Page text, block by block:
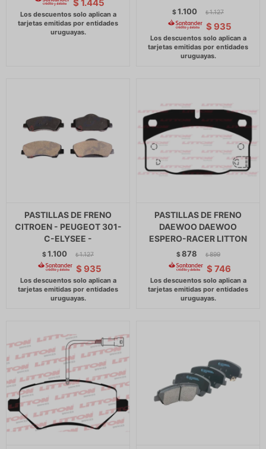
$ 1.445
$1.100 $ 1.127
$ 935
PASTILLAS DE FRENO
CITROEN - PEUGEOT 301-
C-ELYSEE -
$1.100 $ 1.127
$ 935
PASTILLAS DE FRENO
DAEWOO DAEWOO
ESPERO-RACER LITTON
$878 $ 899
$ 746